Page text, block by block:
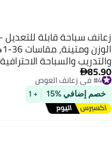
زعانف سباحة قابلة
والتدريب والسباحة
85.90
#4 في زعانف العوص
توصيل مجاني
#4 في زعانف العوص
خصم إضافي %15 + 1